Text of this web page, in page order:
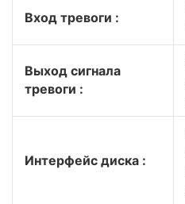
Вход тревоги :
Выход сигнала
тревоги :
Интерфейс диска :